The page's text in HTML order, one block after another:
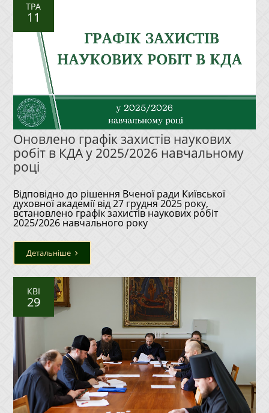
ТРА
11
Оновлено графік захистів наукових
робіт в КДА у 2025/2026 навчальному
році
Відповідно до рішення Вченої ради Київської
духовної академії від 27 грудня 2025 року,
встановлено графік захистів наукових робіт
2025/2026 навчального року
Детальніше
КВІ
29